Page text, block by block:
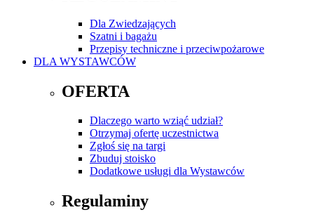
Dla Zwiedzających
Szatni i bagażu
Przepisy techniczne i przeciwpożarowe
DLA WYSTAWCÓW
OFERTA
Dlaczego warto wziąć udział?
Otrzymaj ofertę uczestnictwa
Zgłoś się na targi
Zbuduj stoisko
Dodatkowe usługi dla Wystawców
Regulaminy